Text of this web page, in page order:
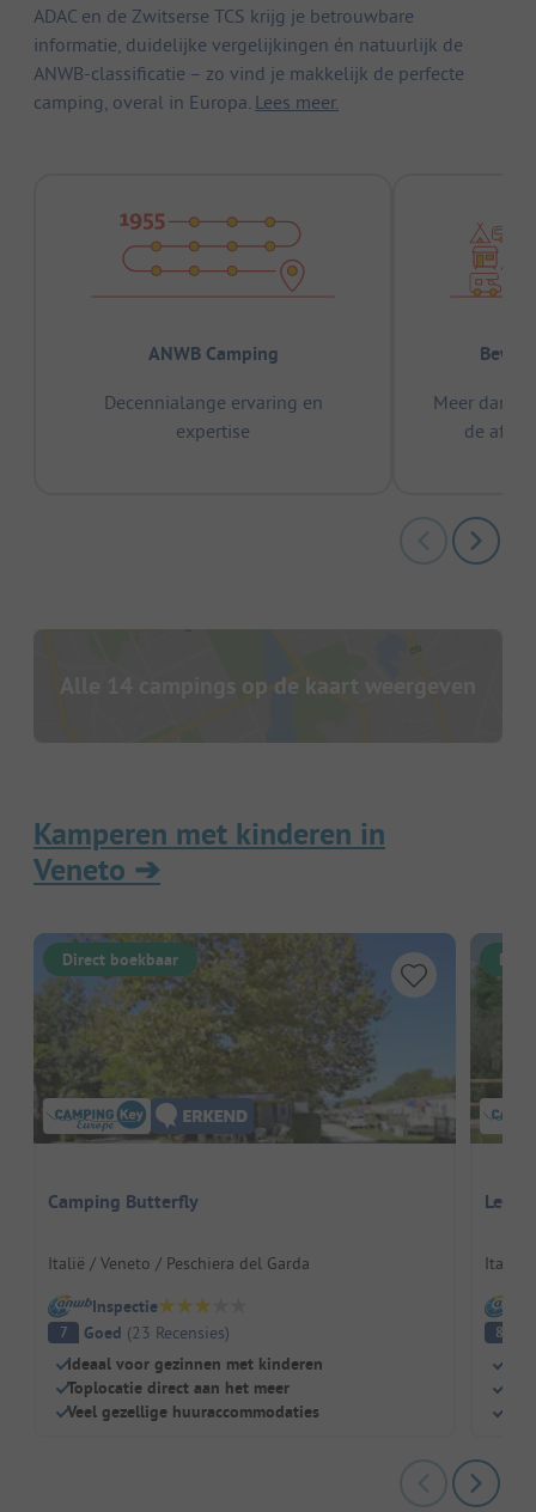
ADAC en de Zwitserse TCS krijg je betrouwbare
informatie, duidelijke vergelijkingen én natuurlijk de
ANWB-classificatie – zo vind je makkelijk de perfecte
camping, overal in Europa. Lees meer.
ANWB Camping
Decennialange ervaring en
expertise
Meer dan
de
Alle 14 campings op de kaart weergeven
Kamperen met kinderen in
Veneto ➔
Direct boekbaar
Camping Butterfly
Italië / Veneto / Peschiera del Garda
Inspectie
7 Goed (23 Recensies)
Ideaal voor gezinnen met kinderen
Toplocatie direct aan het meer
Veel gezellige huuraccommodaties
Le
Italië /
8